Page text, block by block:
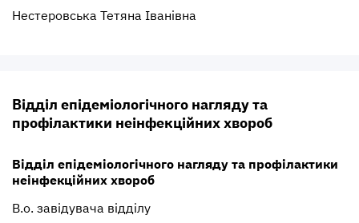
Нестеровська Тетяна Іванівна
Відділ епідеміологічного нагляду та
профілактики неінфекційних хвороб
Відділ епідеміологічного нагляду та профілактики
неінфекційних хвороб
В.о. завідувача відділу